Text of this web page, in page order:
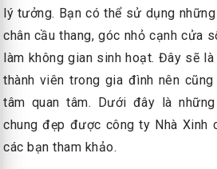
lý tưởng. Bạn có thể sử dụng
chân cầu thang, góc nhỏ cạnh cửa
làm không gian sinh hoạt. Đây sẽ
thành viên trong gia đình nên
tâm quan tâm. Dưới đây là
chung đẹp được công ty Nhà Xinh
các bạn tham khảo.